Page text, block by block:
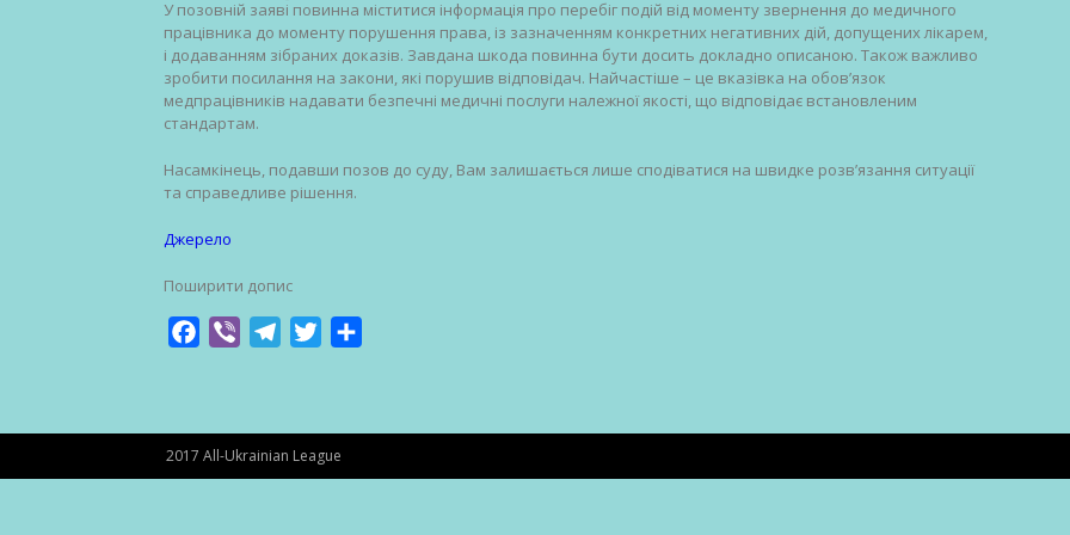
У позовній заяві повинна міститися інформація про перебіг подій від моменту звернення до медичного
працівника до моменту порушення права, із зазначенням конкретних негативних дій, допущених лікарем,
і додаванням зібраних доказів. Завдана шкода повинна бути досить докладно описаною. Також важливо
зробити посилання на закони, які порушив відповідач. Найчастіше – це вказівка на обов’язок
медпрацівників надавати безпечні медичні послуги належної якості, що відповідає встановленим
стандартам.
Насамкінець, подавши позов до суду, Вам залишається лише сподіватися на швидке розв’язання ситуації
та справедливе рішення.
Джерело
Поширити допис
Facebook
Viber TelegramTwitter
2017 All-Ukrainian League